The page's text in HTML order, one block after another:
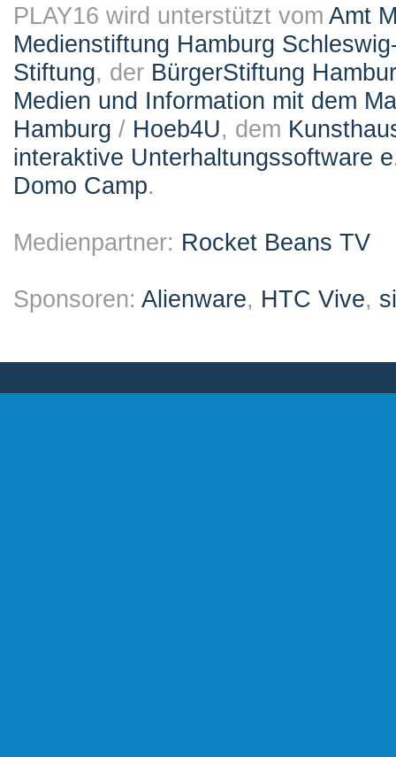
PLAY16 wird unterstützt vom Amt
Medienstiftung Hamburg
Stiftung, der BürgerStiftung
Medien und Information mit dem
Hamburg / Hoeb4U, dem
interaktive Unterhaltungssoftware
Domo Camp.
Medienpartner: Rocket Beans TV
Sponsoren: Alienware, HTC Vive,